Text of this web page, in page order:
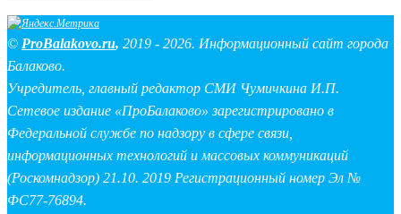
© ProBalakovo.ru, 2019 - 2026. Информационный сайт города
Балаково.
Учредитель, главный редактор СМИ Чумичкина И.П.
Сетевое издание «ПроБалаково» зарегистрировано в
Федеральной службе по надзору в сфере связи,
информационных технологий и массовых коммуникаций
(Роскомнадзор) 21.10. 2019 Регистрационный номер Эл №
ФС77-76894.